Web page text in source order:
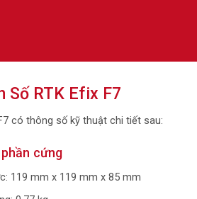
Số RTK Efix F7
có thông số kỹ thuật chi tiết sau:
cứng
119 mm x 119 mm x 85 mm